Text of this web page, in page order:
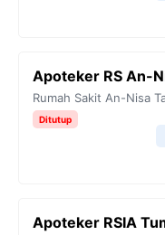
Apoteker RS An-
Rumah Sakit An-Nisa
Ditutup
Apoteker RSIA